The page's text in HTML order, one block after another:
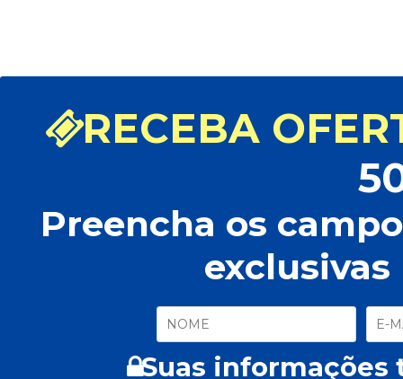
RECEBA
Preencha os
exclusivas
Suas informações